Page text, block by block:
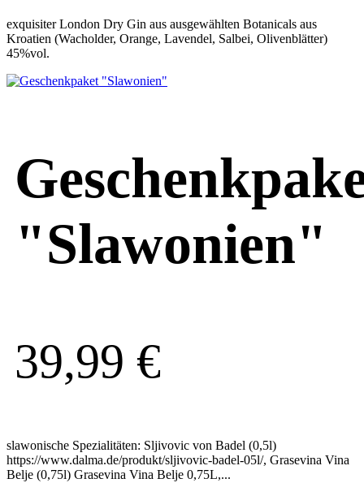
exquisiter London Dry Gin aus ausgewählten Botanicals aus
Kroatien (Wacholder, Orange, Lavendel, Salbei, Olivenblätter)
45%vol.
"Slawonien"
39,99 €
slawonische Spezialitäten: Sljivovic von Badel (0,5l)
https://www.dalma.de/produkt/sljivovic-badel-05l/, Grasevina Vina
Belje (0,75l) Grasevina Vina Belje 0,75L,...